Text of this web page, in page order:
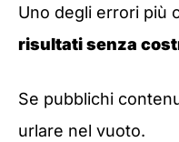
Uno degli errori più
risultati senza
Se pubblichi
urlare nel vuoto.